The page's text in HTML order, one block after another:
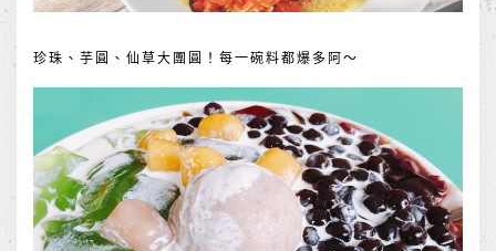
珍珠、芋圓、仙草大團圓！每一碗料都爆多阿～